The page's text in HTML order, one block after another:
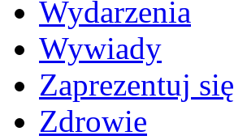
Wydarzenia
Wywiady
Zaprezentuj się
Zdrowie